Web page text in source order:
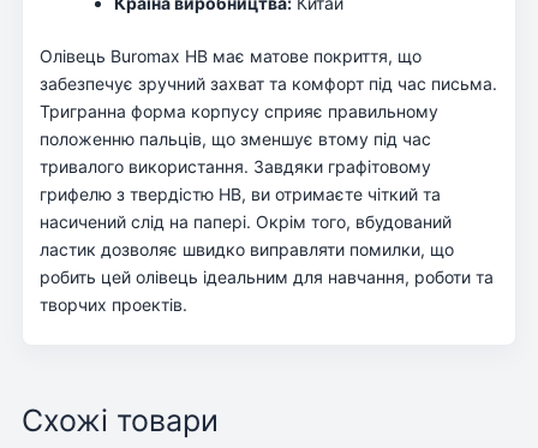
Олівець Buromax НВ має матове покриття, що
забезпечує зручний захват та комфорт під час письма.
Тригранна форма корпусу сприяє правильному
положенню пальців, що зменшує втому під час
тривалого використання. Завдяки графітовому
грифелю з твердістю HB, ви отримаєте чіткий та
насичений слід на папері. Окрім того, вбудований
ластик дозволяє швидко виправляти помилки, що
робить цей олівець ідеальним для навчання, роботи та
творчих проектів.
Схожі товари